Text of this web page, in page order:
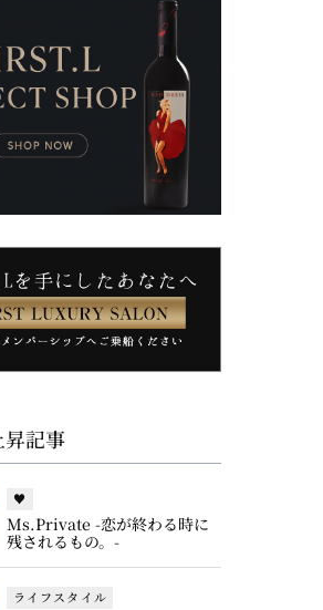
昇記事
♥
Ms.Private -恋が終わる時に
残されるもの。-
ライフスタイル